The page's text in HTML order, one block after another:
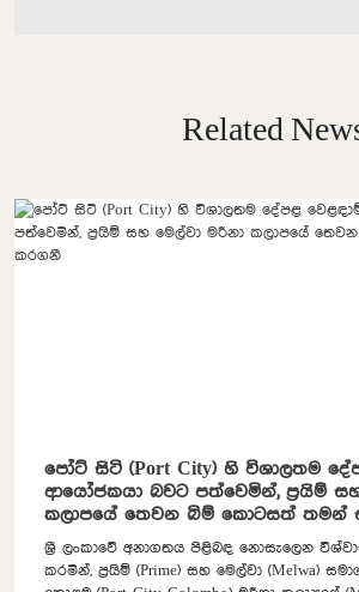
Related
පෝට් සිටි (Port City) හි විශාලතම
ආයෝජකයා බවට පත්වෙමින්, ප්‍රයිම්
කලාපයේ තෙවන බිම් කොටසත් තමන්
ශ්‍රී ලංකාවේ අනාගතය පිළිබඳ නොසැලෙන
කරමින්, ප්‍රයිම් (Prime) සහ මෙල්වා (Melwa)